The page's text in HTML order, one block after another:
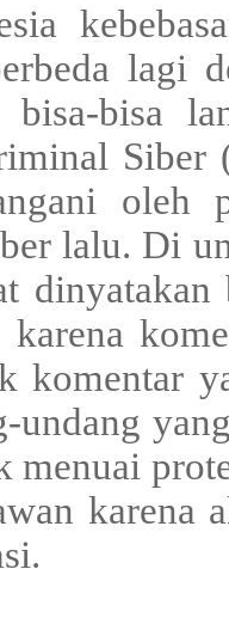
lagi
bisa-bisa
Siber
oleh
lalu. Di
karena
komentar
undang
menuai
karena